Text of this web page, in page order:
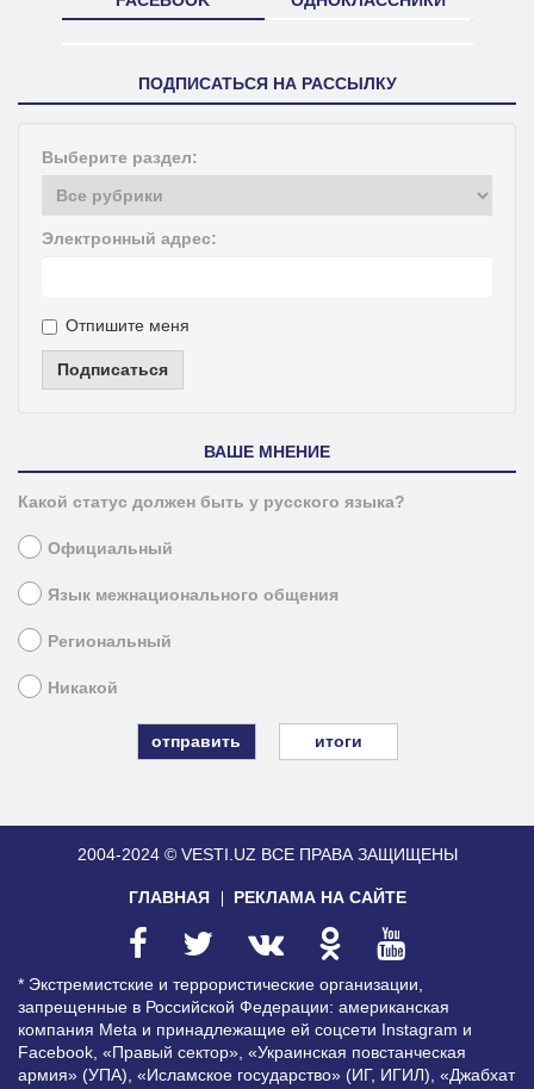
ПОДПИСАТЬСЯ НА РАССЫЛКУ
Выберите раздел:
Электронный адрес:
Отпишите меня
Подписаться
ВАШЕ МНЕНИЕ
Какой статус должен быть у русского языка?
Официальный
Язык межнационального общения
Региональный
Никакой
итоги
2004-2024 © VESTI.UZ ВСЕ ПРАВА ЗАЩИЩЕНЫ
ГЛАВНАЯ РЕКЛАМА НА САЙТЕ
* Экстремистские и террористические организации,
запрещенные в Российской Федерации: американская
компания Meta и принадлежащие ей соцсети Instagram и
Facebook, «Правый сектор», «Украинская повстанческая
армия» (УПА), «Исламское государство» (ИГ, ИГИЛ), «Джабхат